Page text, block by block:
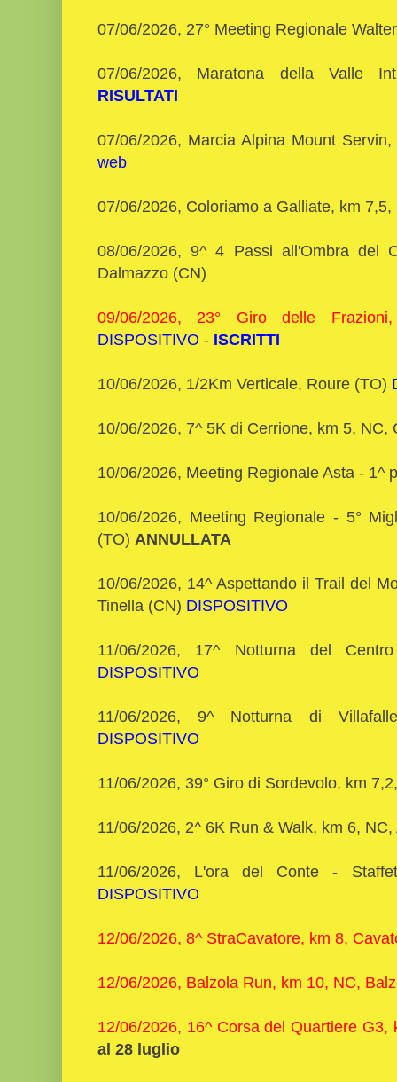
07/06/2026, 27° Meeting Regionale
07/06/2026, Maratona della Valle
RISULTATI
07/06/2026, Marcia Alpina Mount
web
07/06/2026, Coloriamo a Galliate, km
08/06/2026, 9^ 4 Passi all'Ombra del
Dalmazzo (CN)
09/06/2026, 23° Giro delle
DISPOSITIVO - ISCRITTI
10/06/2026, 1/2Km Verticale, Roure (TO)
10/06/2026, 7^ 5K di Cerrione, km 5,
10/06/2026, Meeting Regionale Asta - 1^
10/06/2026, Meeting Regionale - 5°
(TO) ANNULLATA
10/06/2026, 14^ Aspettando il Trail del
Tinella (CN) DISPOSITIVO
11/06/2026, 17^ Notturna del
DISPOSITIVO
11/06/2026, 9^ Notturna di
DISPOSITIVO
11/06/2026, 39° Giro di Sordevolo, km
11/06/2026, 2^ 6K Run & Walk, km 6,
11/06/2026, L'ora del Conte -
DISPOSITIVO
12/06/2026, 8^ StraCavatore, km 8,
12/06/2026, Balzola Run, km 10, NC,
12/06/2026, 16^ Corsa del Quartiere G3,
al 28 luglio